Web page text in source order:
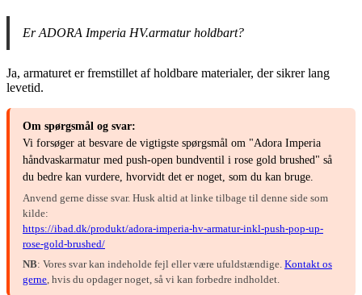
Er ADORA Imperia HV.armatur holdbart?
Ja, armaturet er fremstillet af holdbare materialer, der sikrer lang
levetid.
Om spørgsmål og svar:
Vi forsøger at besvare de vigtigste spørgsmål om "Adora Imperia
håndvaskarmatur med push-open bundventil i rose gold brushed" så
du bedre kan vurdere, hvorvidt det er noget, som du kan bruge.
Anvend gerne disse svar. Husk altid at linke tilbage til denne side som
kilde:
https://ibad.dk/produkt/adora-imperia-hv-armatur-inkl-push-pop-up-
rose-gold-brushed/
NB: Vores svar kan indeholde fejl eller være ufuldstændige. Kontakt os
gerne , hvis du opdager noget, så vi kan forbedre indholdet.